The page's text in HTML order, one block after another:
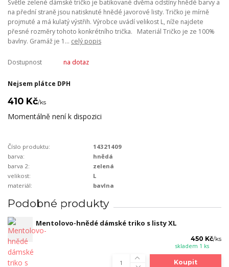
Světle zelené dámské tričko je batikované dvěma odstíny hnědé barvy a
na přední straně jsou natisknuté hnědé javorové listy. Tričko je mírně
projmuté a má kulatý výstřih. Výrobce uvádí velikost L, níže najdete
přesné rozměry tohoto konkrétního trička. Materiál Tričko je ze 100%
bavlny. Gramáž je 1... celý popis
Dostupnost na dotaz
Nejsem plátce DPH
410 Kč/ks
Momentálně není k dispozici
Číslo produktu:
14321409
barva:
hnědá
barva 2:
zelená
velikost:
L
materiál:
bavlna
Podobné produkty
Mentolovo-hnědé dámské triko s listy XL
450 Kč/ks
skladem 1 ks
Koupit